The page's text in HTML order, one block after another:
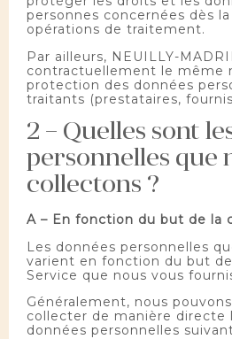
personnes concernées dès
opérations de traitement.
Par ailleurs, NEUILLY-
contractuellement le même
protection des données
traitants (prestataires,
2 – Quelles sont
personnelles que
collectons ?
A – En fonction du but de la
Les données personnelles
varient en fonction du but
Service que nous vous
Généralement, nous
collecter de manière directe
données personnelles